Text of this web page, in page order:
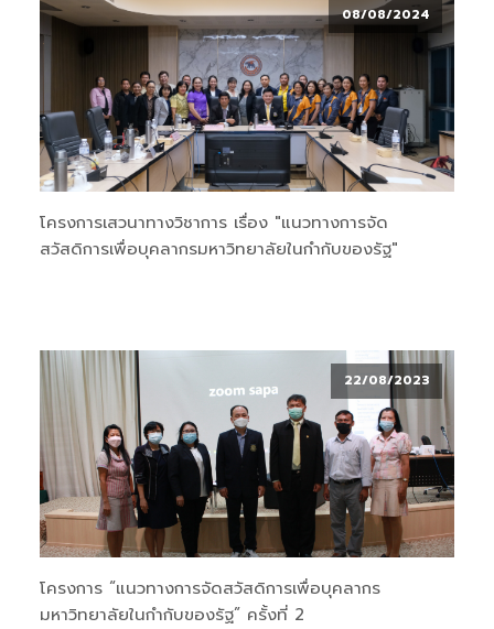
08/08/2024
โครงการเสวนาทางวิชาการ เรื่อง "แนวทางการจัด
สวัสดิการเพื่อบุคลากรมหาวิทยาลัยในกำกับของรัฐ"
22/08/2023
โครงการ “แนวทางการจัดสวัสดิการเพื่อบุคลากร
มหาวิทยาลัยในกำกับของรัฐ” ครั้งที่ 2